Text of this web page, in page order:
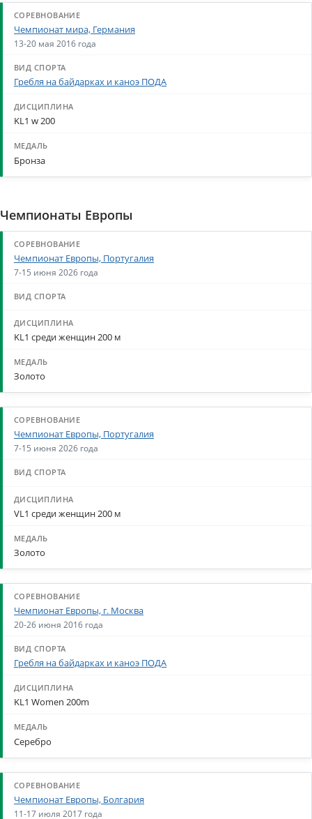
Чемпионат мира, Германия
13-20 мая 2016 года
Гребля на байдарках и каноэ ПОДА
KL1 w 200
Бронза
Чемпионаты Европы
Чемпионат Европы, Португалия
7-15 июня 2026 года
KL1 среди женщин 200 м
Золото
Чемпионат Европы, Португалия
7-15 июня 2026 года
VL1 среди женщин 200 м
Золото
Чемпионат Европы, г. Москва
20-26 июня 2016 года
Гребля на байдарках и каноэ ПОДА
KL1 Women 200m
Серебро
Чемпионат Европы, Болгария
11-17 июля 2017 года